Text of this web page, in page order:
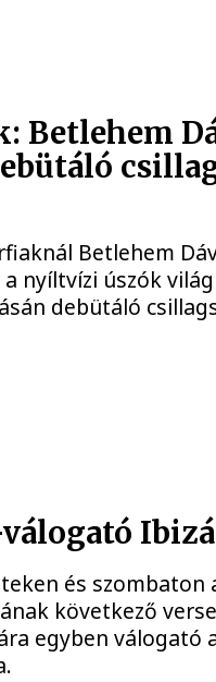
Betlehem
Betlehem
nyíltvízi úszók
debütáló
és szombaton
következő
egyben válogató